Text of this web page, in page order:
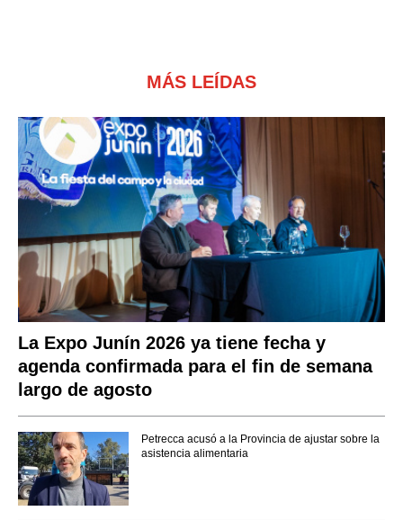
MÁS LEÍDAS
La Expo Junín 2026 ya tiene fecha y
agenda confirmada para el fin de semana
largo de agosto
Petrecca acusó a la Provincia de ajustar sobre la
asistencia alimentaria